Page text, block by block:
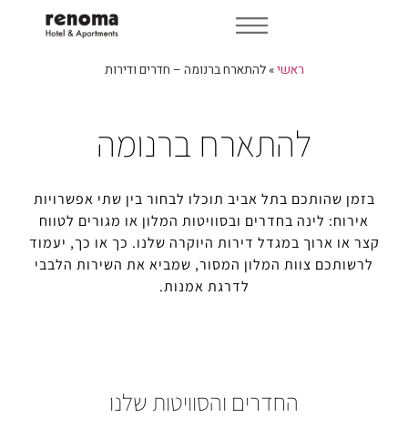
להתארח ברנומה – חדרים ודירות
להתארח ברנומה
שהותכם בתל אביב תוכלו לבחור בין שתי אפשרויות
לינה בחדרים ובסוויטות המלון או מגורים לטווח
ארוך במגדל דירות היוקרה שלנו. כך או כך, יעמוד
צוות המלון המסור, שמביא את השירות הלבבי
לדרגת אמנות.
החדרים והסוויטות שלנו